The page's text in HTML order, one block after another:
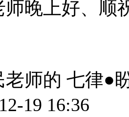
师晚上好、
老师的 七律●
19 16:36